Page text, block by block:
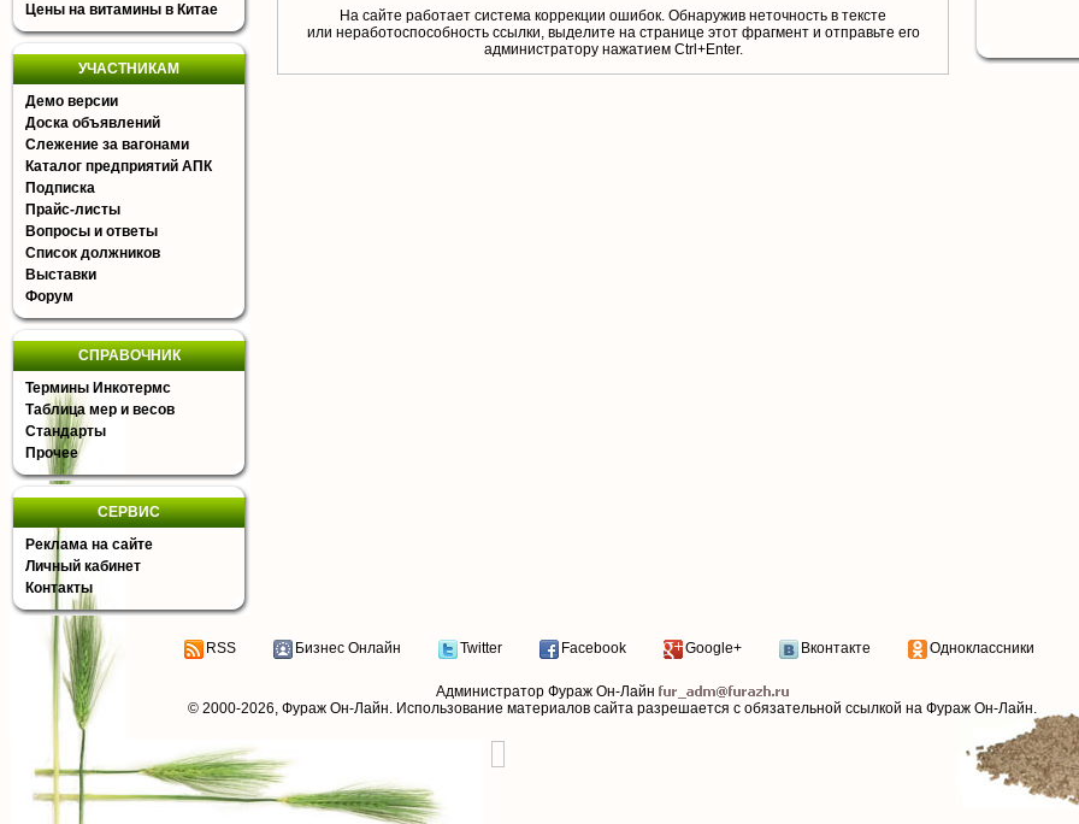
Цены на витамины в Китае
УЧАСТНИКАМ
Демо версии
Доска объявлений
Слежение за вагонами
Каталог предприятий АПК
Подписка
Прайс-листы
Вопросы и ответы
Список должников
Выставки
Форум
СПРАВОЧНИК
Термины Инкотермс
Таблица мер и весов
Стандарты
Прочее
СЕРВИС
Реклама на сайте
Личный кабинет
Контакты
На сайте работает система коррекции ошибок. Обнаружив неточность в тексте
или неработоспособность ссылки, выделите на странице этот фрагмент и отправьте его
aдминистратору нажатием Ctrl+Enter.
RSS Бизнес Онлайн Twitter Facebook Google+ Вконтакте Одноклассники
Администратор Фураж Он-Лайн
© 2000-2026, Фураж Он-Лайн. Использование материалов сайта разрешается с обязательной ссылкой на Фураж Он-Лайн.